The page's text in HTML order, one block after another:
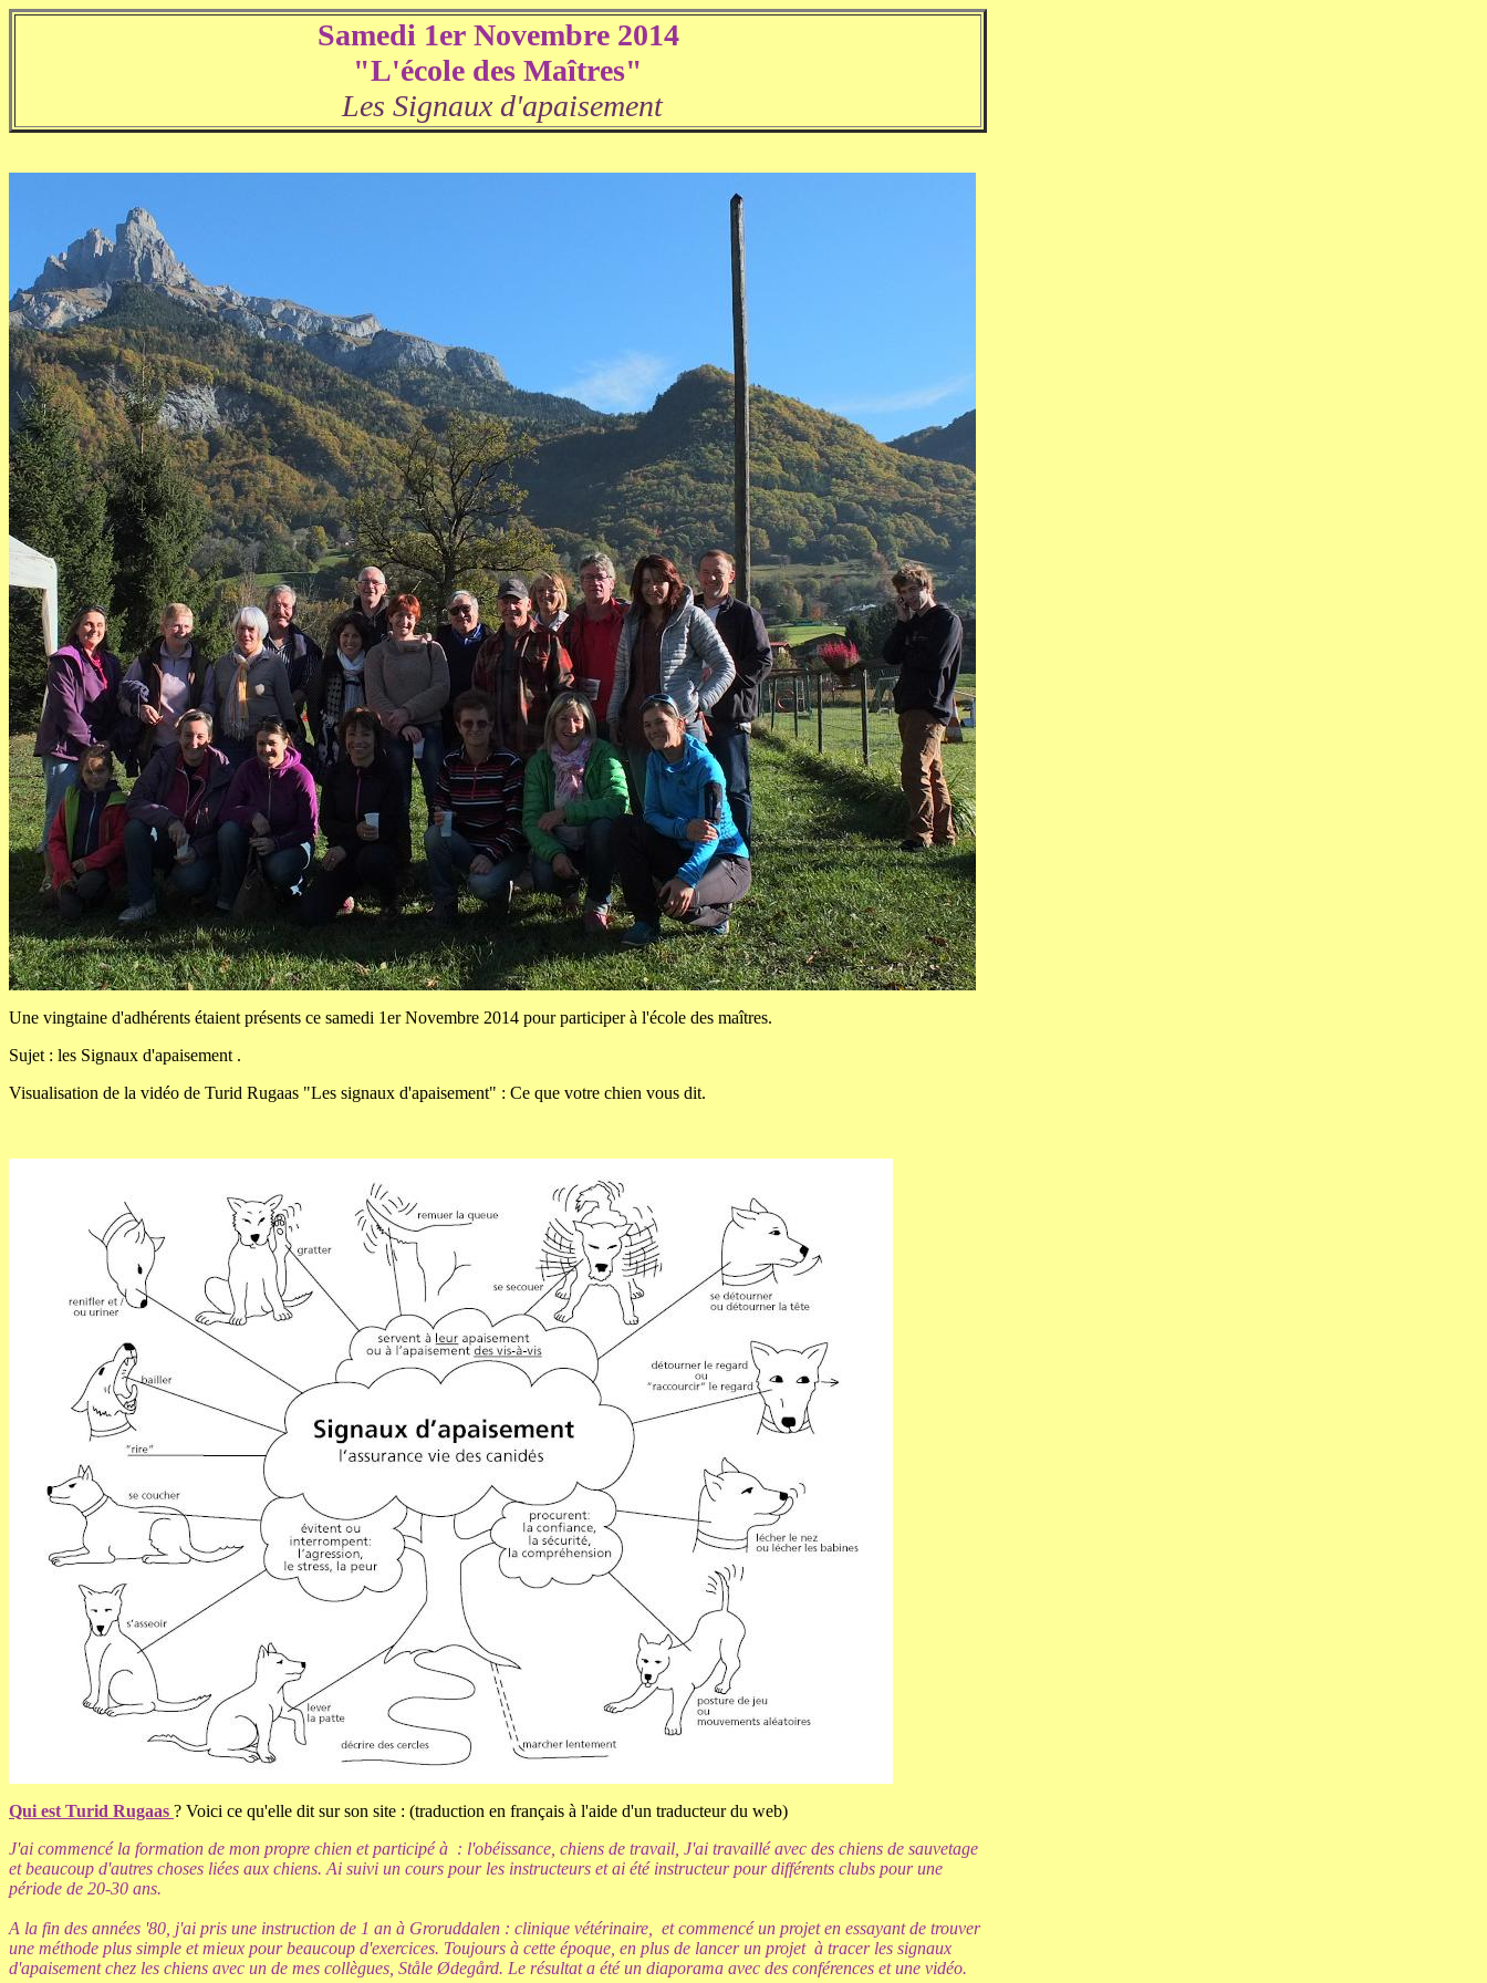
Samedi 1er Novembre 2014
"L'école des Maîtres"
Les Signaux d'apaisement
Une vingtaine d'adhérents étaient présents ce samedi 1er Novembre 2014 pour participer à l'école des maîtres.
Sujet : les Signaux d'apaisement .
Visualisation de la vidéo de Turid Rugaas "Les signaux d'apaisement" : Ce que votre chien vous dit.
Qui est Turid Rugaas ? Voici ce qu'elle dit sur son site : (traduction en français à l'aide d'un traducteur du web)
J'ai commencé la formation de mon propre chien et participé à : l'obéissance chiens de travail J'ai travaillé avec des chiens de sauvetage
et beaucoup d'autres choses liées aux chiens. Ai suivi un cours pour les instructeurs et ai été instructeur pourdifférents clubs pour une
période de 20-30 ans.
A la fin des années '80 , j'ai pris une instruction de 1 an à Groruddalen : clinique vétérinaire et commencé un projet en essayant de trouver
une méthode plus simple et mieux pour beaucoup d'exercices. Toujours à cette époque, en plus de lancer un projet à tracer les signaux
d'apaisement chez les chiens avec un de mes collègues Ståle Ødegård. Le résultat a été un diaporama avec des conférences et une vidéo.